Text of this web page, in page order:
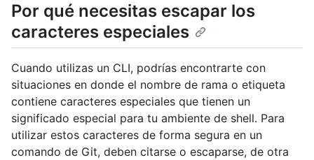
Por qué necesitas escapar los
caracteres especiales
Cuando utilizas un CLI, podrías encontrarte con
situaciones en donde el nombre de rama o etiqueta
contiene caracteres especiales que tienen un
significado especial para tu ambiente de shell. Para
utilizar estos caracteres de forma segura en un
comando de Git, deben citarse o escaparse, de otra